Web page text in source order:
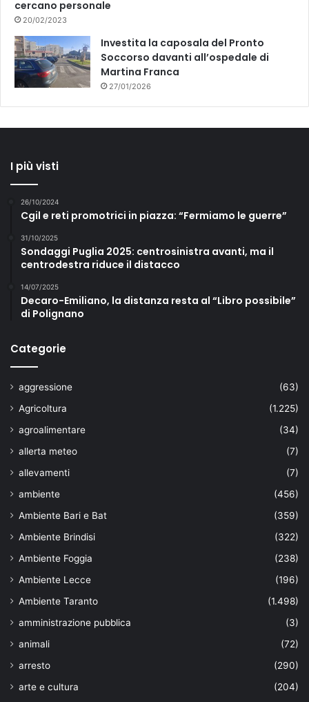
cercano personale
20/02/2023
Investita la caposala del Pronto
Soccorso davanti all’ospedale di
Martina Franca
27/01/2026
I più visti
26/10/2024
Cgil e reti promotrici in piazza: “Fermiamo le guerre”
31/10/2025
Sondaggi Puglia 2025: centrosinistra avanti, ma il
centrodestra riduce il distacco
14/07/2025
Decaro-Emiliano, la distanza resta al “Libro possibile”
di Polignano
Categorie
aggressione
(63)
Agricoltura
(1.225)
agroalimentare
(34)
allerta meteo
(7)
allevamenti
(7)
ambiente
(456)
Ambiente Bari e Bat
(359)
Ambiente Brindisi
(322)
Ambiente Foggia
(238)
Ambiente Lecce
(196)
Ambiente Taranto
(1.498)
amministrazione pubblica
(3)
animali
(72)
arresto
(290)
arte e cultura
(204)